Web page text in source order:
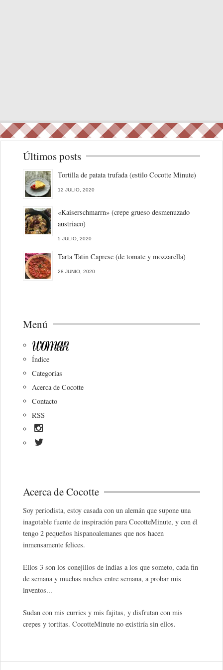
Últimos posts
Tortilla de patata trufada (estilo Cocotte Minute)
12 JULIO, 2020
«Kaiserschmarrn» (crepe grueso desmenuzado
austriaco)
5 JULIO, 2020
Tarta Tatin Caprese (de tomate y mozzarella)
28 JUNIO, 2020
Menú
Índice
Categorías
Acerca de Cocotte
Contacto
RSS
Acerca de Cocotte
Soy periodista, estoy casada con un alemán que supone una
inagotable fuente de inspiración para CocotteMinute, y con él
tengo 2 pequeños hispanoalemanes que nos hacen
inmensamente felices.
Ellos 3 son los conejillos de indias a los que someto, cada fin
de semana y muchas noches entre semana, a probar mis
inventos...
Sudan con mis curries y mis fajitas, y disfrutan con mis
crepes y tortitas. CocotteMinute no existiría sin ellos.